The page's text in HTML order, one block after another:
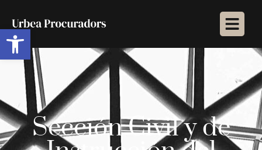
Abrir barra de herramientas
Sección Civil y de